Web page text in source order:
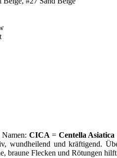
Namen:CICA = Centella Asiatica
wundheilend und kräftigend.
braune Flecken und Rötungen